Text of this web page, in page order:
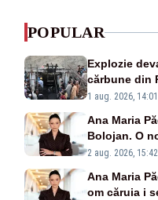
POPULAR
Explozie
cărbune din
morți - VIDEO
1 aug. 2026, 14:01
Ana Maria
Bolojan. O
emisiunii
2 aug. 2026, 15:42
Ana Maria
om căruia i